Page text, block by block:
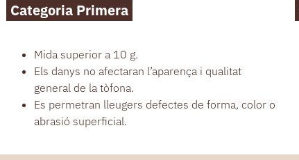
Categoria Primera
Mida superior a 10 g.
Els danys no afectaran l’aparença i qualitat
general de la tòfona.
Es permetran lleugers defectes de forma, color o
abrasió superficial.